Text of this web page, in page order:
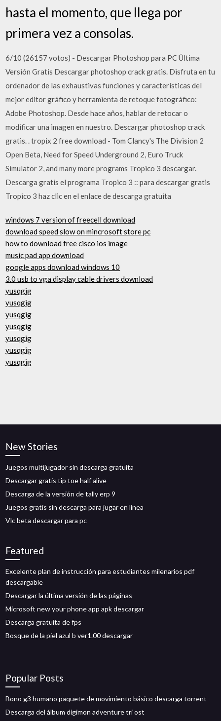
hasta el momento, que llega por
primera vez a consolas.
6/10 (26157 votos) - Descargar Photoshop para PC Última
Versión Gratis Descargar photoshop crack gratis. Disfruta en tu
ordenador de las exhaustivas funciones y características del
mejor editor gráfico y herramienta de retoque fotográfico:
Adobe Photoshop. Desde hace años, hablar de retocar o
modificar una imagen en nuestro. Descargar photoshop crack
gratis. . tropix 2 free download - Tom Clancy's The Division 2
Open Beta, Need for Speed Underground 2, Euro Truck
Simulator 2, and many more programs Tropico 3 descargar.
Descarga gratis el programa Tropico 3 :: para descargar gratis
Tropico 3 haz clic en el enlace de descarga gratuita
windows 7 version of freecell download
download speed slow on mincrosoft store pc
how to download free cisco ios image
music pad app download
google apps download windows 10
3.0 usb to vga display cable drivers download
yusqgig
yusqgig
yusqgig
yusqgig
yusqgig
yusqgig
yusqgig
New Stories
Juegos multijugador sin descarga gratuita
Descargar gratis tip toe half alive
Descarga de la versión de tally erp 9
Juegos gratis sin descarga para jugar en línea
Vlc beta descargar para pc
Featured
Excelente plan de instrucción para estudiantes milenarios pdf
descargable
Descargar la última versión de las páginas
Microsoft new your phone app apk descargar
Descarga gratuita de fps
Bosque de la piel azul b ver1.00 descargar
Popular Posts
Bono g3 humano paquete de movimiento básico descarga torrent
Descarga del álbum digimon adventure tri ost